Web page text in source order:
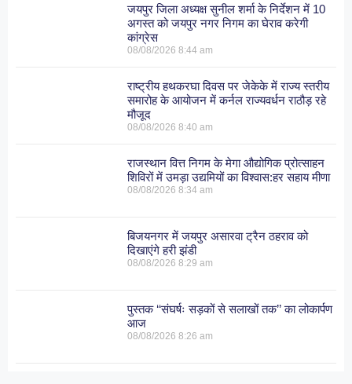
जयपुर जिला अध्यक्ष सुनील शर्मा के निर्देशन में 10
अगस्त को जयपुर नगर निगम का घेराव करेगी
कांग्रेस
08/08/20268:44 am
राष्ट्रीय हथकरघा दिवस पर जेकेके में राज्य स्तरीय
समारोह के आयोजन में कर्नल राज्यवर्धन राठौड़ रहे
मौजूद
08/08/20268:40 am
राजस्थान वित्त निगम के मेगा औद्योगिक प्रोत्साहन
शिविरों में उमड़ा उद्यमियों का विश्वास:हर सहाय मीणा
08/08/20268:34 am
बिजयनगर में जयपुर असारवा ट्रैन ठहराव को
दिखाएंगे हरी झंडी
08/08/20268:29 am
पुस्तक ‘‘संघर्षः सड़कों से सलाखों तक’’ का लोकार्पण
आज
08/08/20268:26 am